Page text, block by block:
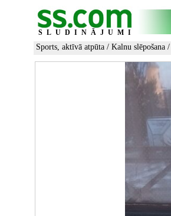
SLUDINĀJUMI
Sports, aktīvā atpūta / Kalnu slēpošana /